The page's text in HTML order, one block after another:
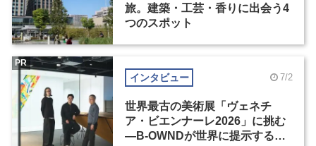
旅。建築・工芸・香りに出会う4
つのスポット
インタビュー 7/2
世界最古の美術展「ヴェネチ
ア・ビエンナーレ2026」に挑む
―B-OWNDが世界に提示する美
PR